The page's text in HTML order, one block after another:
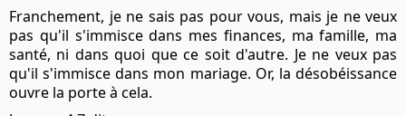
Franchement, je ne sais pas pour vous, mais je ne veux
pas qu'il s'immisce dans mes finances, ma famille, ma
santé, ni dans quoi que ce soit d'autre. Je ne veux pas
qu'il s'immisce dans mon mariage. Or, la désobéissance
ouvre la porte à cela.